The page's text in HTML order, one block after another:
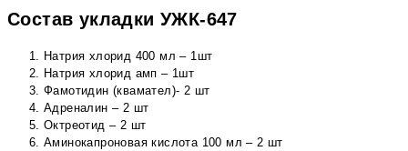
Состав укладки УЖК-647
Натрия хлорид 400 мл – 1шт
Натрия хлорид амп – 1шт
Фамотидин (квамател)- 2 шт
Адреналин – 2 шт
Октреотид – 2 шт
Аминокапроновая кислота 100 мл – 2 шт